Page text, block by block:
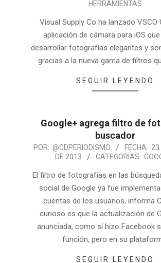
HERRAMIENTAS
Visual Supply Co ha lanzado VSCO
aplicación de cámara para iOS
desarrollar fotografías elegantes y
gracias a la nueva gama de filtros
SEGUIR LEYENDO
Google+ agrega filtro de
buscador
POR: @CDPERIODISMO FECHA: 23
DE 2013
CATEGORÍAS:
El filtro de fotografías en las
social de Google ya fue
cuentas de los usuarios, informa
curioso es que la actualización de
anunciada, como sí hizo Facebook
función, pero en su
SEGUIR LEYENDO